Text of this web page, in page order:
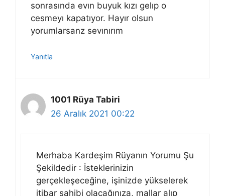
sonrasında evın buyuk kızı gelıp o
cesmeyı kapatıyor. Hayır olsun
yorumlarsanz sevınırım
Yanıtla
1001 Rüya Tabiri
26 Aralık 2021 00:22
Merhaba Kardeşim Rüyanın Yorumu Şu
Şekildedir : İsteklerinizin
gerçekleşeceğine, işinizde yükselerek
itibar sahibi olacağınıza, mallar alıp